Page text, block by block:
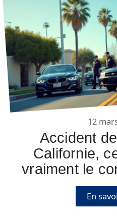
12
Accident
Californie,
vraiment le
En